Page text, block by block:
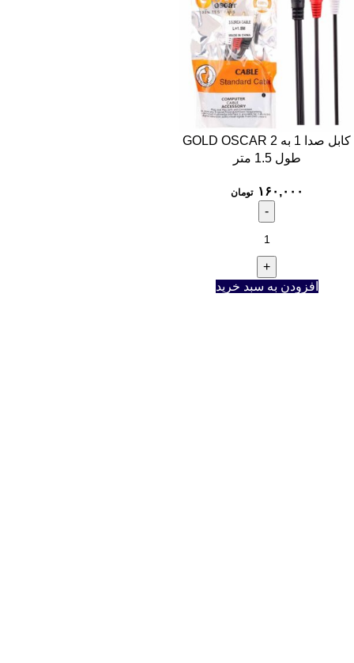
کابل صدا 1 به 2 GOLD OSCAR
طول 1.5 متر
۱۶۰,۰۰۰ تومان
افزودن به سبد خرید